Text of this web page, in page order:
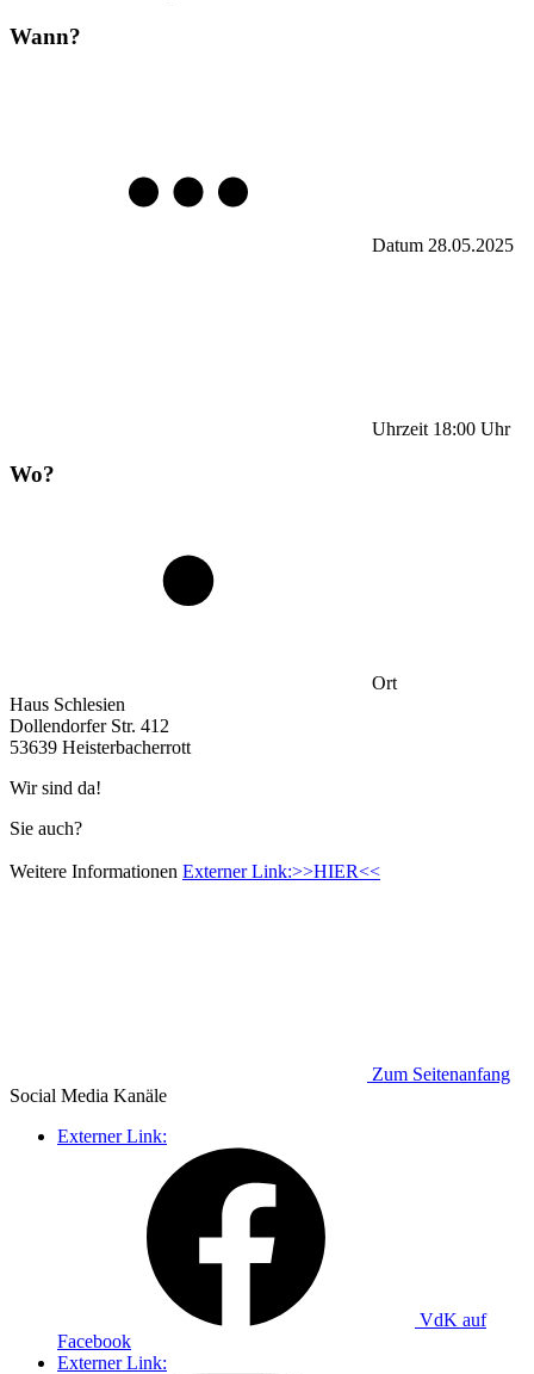
Wann?
Datum 28.05.2025
Uhrzeit 18:00 Uhr
Wo?
Ort
Haus Schlesien
Dollendorfer Str. 412
53639 Heisterbacherrott
Wir sind da!
Sie auch?
Weitere Informationen Externer Link:>>HIER<<
Zum Seitenanfang
Social Media Kanäle
Externer Link:
VdK auf
Facebook
Externer Link: